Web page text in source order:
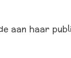
aan haar